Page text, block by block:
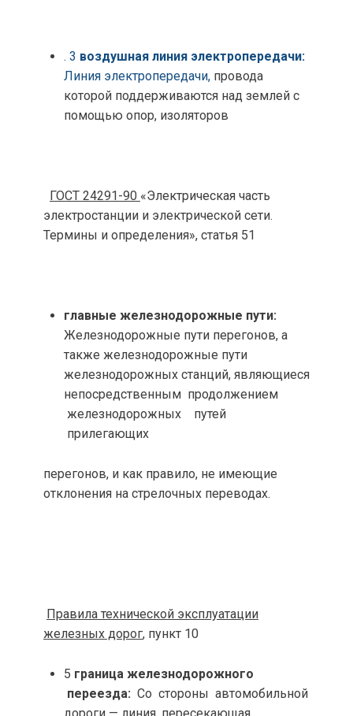
. 3 воздушная линия электропередачи:
Линия электропередачи, провода
которой поддерживаются над землей с
помощью опор, изоляторов
ГОСТ 24291-90 «Электрическая часть
электростанции и электрической сети.
Термины и определения», статья 51
главные железнодорожные пути:
Железнодорожные пути перегонов, а
также железнодорожные пути
железнодорожных станций, являющиеся
непосредственным продолжением
железнодорожных путей
прилегающих
перегонов, и как правило, не имеющие
отклонения на стрелочных переводах.
Правила технической эксплуатации
железных дорог, пункт 10
5 граница железнодорожного
переезда: Со стороны автомобильной